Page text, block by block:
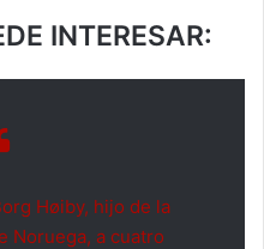
INTERESAR:
Høiby, hijo de la
Noruega, a cuatro